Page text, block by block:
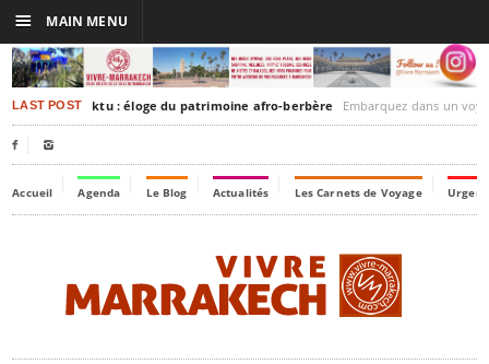
LAST POSTTimbuktu : éloge du patrimoine afro-berbère Embarquez dans un voyage culturel dans le
 
Accueil Agenda Le Blog Actualités Les Carnets de Voyage
☰ MAIN MENU